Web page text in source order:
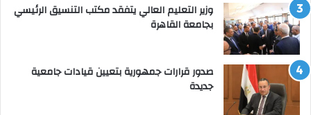
وزير التعليم العالي يتفقد مكتب التنسيق الرئيسي
بجامعة القاهرة
صدور قرارات جمهورية بتعيين قيادات جامعية
جديدة